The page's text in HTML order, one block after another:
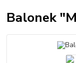
Balonek